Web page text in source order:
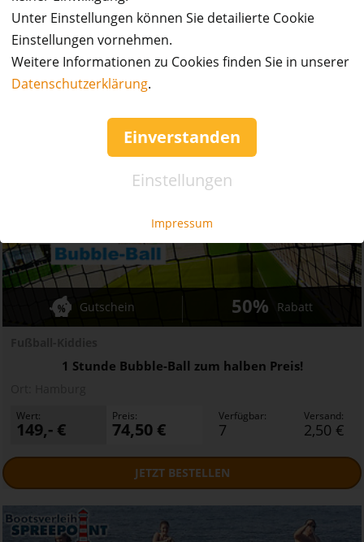
Unter Einstellungen können Sie detailierte Cookie
Einstellungen vornehmen.
Weitere Informationen zu Cookies finden Sie in unserer
Datenschutzerklärung.
Einverstanden
Einstellungen
Impressum
1 Stunde Beachsoccer zum halben Preis!
Ort: Hamburg
Wert:
25,- €
Preis:
12,50 €
Verfügbar: Versand:
JETZTBESTELLEN
1 Stunde Bubble-Ball zum halben Preis!
Gutschein 50% Rabatt
Wert:
149,- €
Preis:
74,50 €
Verfügbar:
7
Versand:
2,50 €
JETZTBESTELLEN